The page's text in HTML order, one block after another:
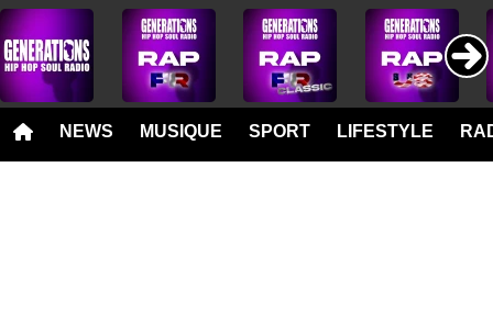
NEWS MUSIQUE SPORT LIFESTYLE